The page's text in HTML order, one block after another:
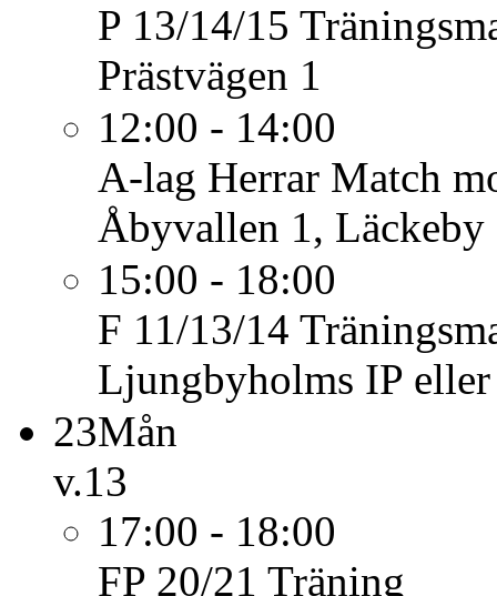
P 13/14/15
Prästvägen 1
12:00 - 14:00
A-lag Herrar Match
Åbyvallen 1, Läckeby
15:00 - 18:00
F 11/13/14
Ljungbyholms IP
23Mån
v.13
17:00 - 18:00
FP 20/21 Träning